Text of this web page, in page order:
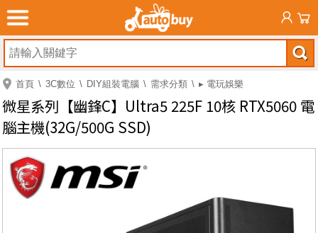
首頁 3C數位 DIY組裝電腦 需求分類 ▸ 電玩娛樂
微星系列【幽鋒C】Ultra5 225F 10核 RTX5060 電
腦主機(32G/500G SSD)